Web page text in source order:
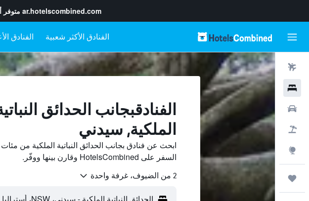
ar.hotelscombined.com متوفر
الفنادق
رحلات طيران
فنادق
حزم العروض
استكشاف
الفنادقبجانب الحدائق
الملكية, سيدني
ابحث عن فنادق بجانب الحدائق النباتية الملكية من
السفر على HotelsCombined وقارن بينها ووفّر.
2 من الضيوف، غرفة واحدة